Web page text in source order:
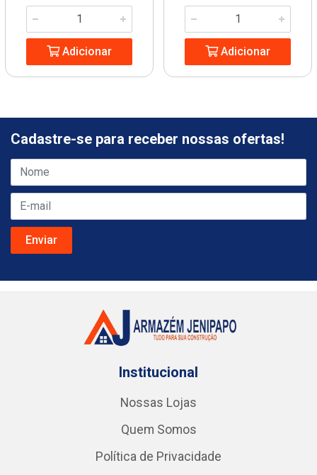
Adicionar Adicionar
Cadastre-se para receber nossas ofertas!
Institucional
Nossas Lojas
Quem Somos
Política de Privacidade